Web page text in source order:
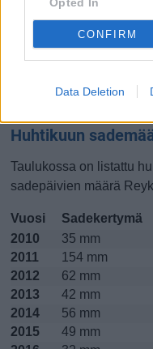
CONFIRM
Data Deletion
Lokakuussa
Kiinnostavatko
lämmintä
Huhtikuun
Taulukossa on listattu
sadepäivien määrä
Vuosi Sadekertymä
2010
35 mm
2011
154 mm
2012
62 mm
2013
42 mm
2014
56 mm
2015
49 mm